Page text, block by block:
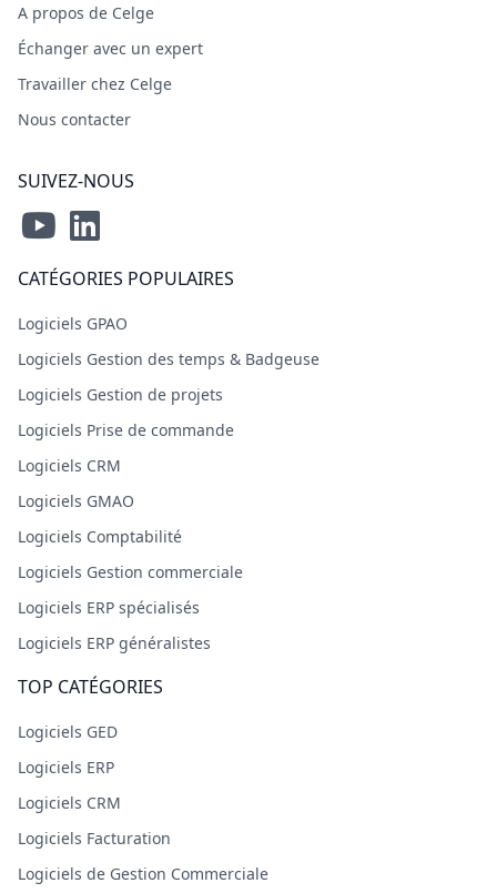
A propos de Celge
Échanger avec un expert
Travailler chez Celge
Nous contacter
SUIVEZ-NOUS
CATÉGORIES POPULAIRES
Logiciels GPAO
Logiciels Gestion des temps & Badgeuse
Logiciels Gestion de projets
Logiciels Prise de commande
Logiciels CRM
Logiciels GMAO
Logiciels Comptabilité
Logiciels Gestion commerciale
Logiciels ERP spécialisés
Logiciels ERP généralistes
TOP CATÉGORIES
Logiciels GED
Logiciels ERP
Logiciels CRM
Logiciels Facturation
Logiciels de Gestion Commerciale